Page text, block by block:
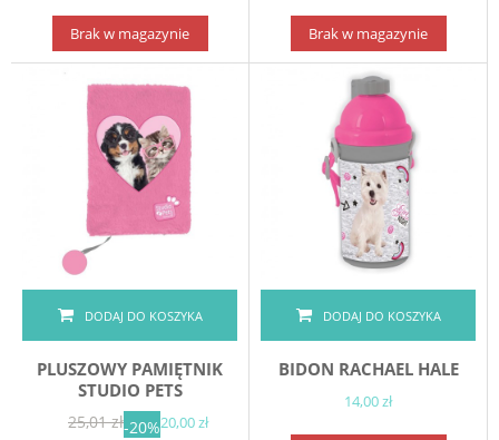
Brak w magazynie Brak w magazynie
DODAJ DO KOSZYKA
PLUSZOWY PAMIĘTNIK
STUDIO PETS
25,01 zł-20%20,00 zł
DODAJ DO KOSZYKA
BIDON RACHAEL HALE
14,00 zł